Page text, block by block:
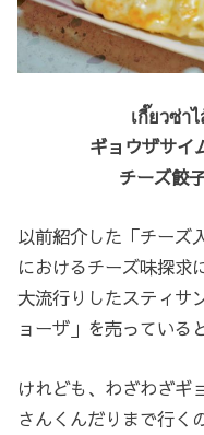
เกี๊ยวซ่า
ギョウザサイ
チーズ餃
以前紹介した「チーズ
におけるチーズ味探求
大流行りしたスティサ
ョーザ」を売っている
けれども、わざわざギ
さんくんだりまで行